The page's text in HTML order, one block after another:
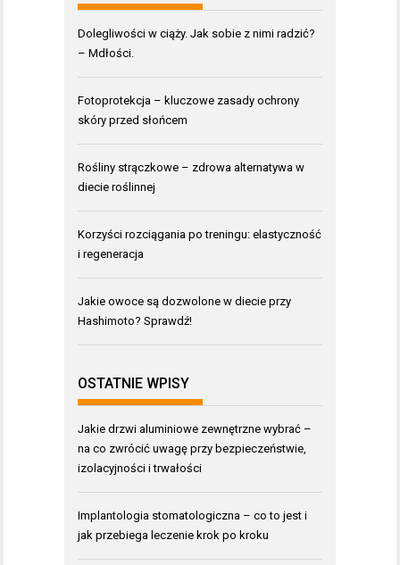
Dolegliwości w ciąży. Jak sobie z nimi radzić?
– Mdłości.
Fotoprotekcja – kluczowe zasady ochrony
skóry przed słońcem
Rośliny strączkowe – zdrowa alternatywa w
diecie roślinnej
Korzyści rozciągania po treningu: elastyczność
i regeneracja
Jakie owoce są dozwolone w diecie przy
Hashimoto? Sprawdź!
OSTATNIE WPISY
Jakie drzwi aluminiowe zewnętrzne wybrać –
na co zwrócić uwagę przy bezpieczeństwie,
izolacyjności i trwałości
Implantologia stomatologiczna – co to jest i
jak przebiega leczenie krok po kroku